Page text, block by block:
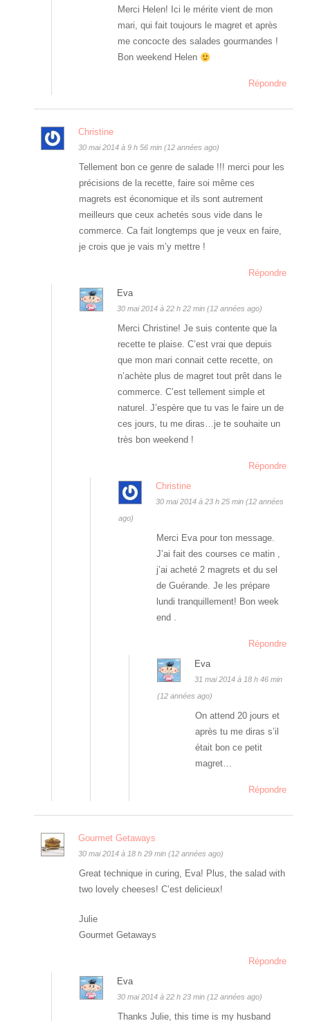
Merci Helen! Ici le mérite vient de mon
mari, qui fait toujours le magret et après
me concocte des salades gourmandes !
Bon weekend Helen
Répondre
Christine
30 mai 2014 à 9 h 56 min (12 années ago)
Tellement bon ce genre de salade !!! merci pour les
précisions de la recette, faire soi même ces
magrets est économique et ils sont autrement
meilleurs que ceux achetés sous vide dans le
commerce. Ca fait longtemps que je veux en faire,
je crois que je vais m’y mettre !
Répondre
Eva
30 mai 2014 à 22 h 22 min (12 années ago)
Merci Christine! Je suis contente que la
recette te plaise. C’est vrai que depuis
que mon mari connait cette recette, on
n’achète plus de magret tout prêt dans le
commerce. C’est tellement simple et
naturel. J’espère que tu vas le faire un de
ces jours, tu me diras…je te souhaite un
très bon weekend !
Répondre
Christine
30 mai 2014 à 23 h 25 min (12 années
ago)
Merci Eva pour ton message.
J’ai fait des courses ce matin ,
j’ai acheté 2 magrets et du sel
de Guérande. Je les prépare
lundi tranquillement! Bon week
end .
Répondre
Eva
31 mai 2014 à 18 h 46 min
(12 années ago)
On attend 20 jours et
après tu me diras s’il
était bon ce petit
magret…
Répondre
Gourmet Getaways
30 mai 2014 à 18 h 29 min (12 années ago)
Great technique in curing, Eva! Plus, the salad with
two lovely cheeses! C’est delicieux!
Julie
Gourmet Getaways
Répondre
Eva
30 mai 2014 à 22 h 23 min (12 années ago)
Thanks Julie, this time is my husband